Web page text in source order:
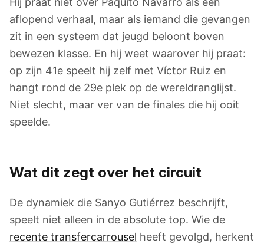
aflopend verhaal, maar als iemand die gevangen
zit in een systeem dat jeugd beloont boven
bewezen klasse. En hij weet waarover hij praat:
op zijn 41e speelt hij zelf met Víctor Ruiz en
hangt rond de 29e plek op de wereldranglijst.
Niet slecht, maar ver van de finales die hij ooit
speelde.
Wat dit zegt over het circuit
De dynamiek die Sanyo Gutiérrez beschrijft,
speelt niet alleen in de absolute top. Wie de
recente transfercarrousel heeft gevolgd, herkent